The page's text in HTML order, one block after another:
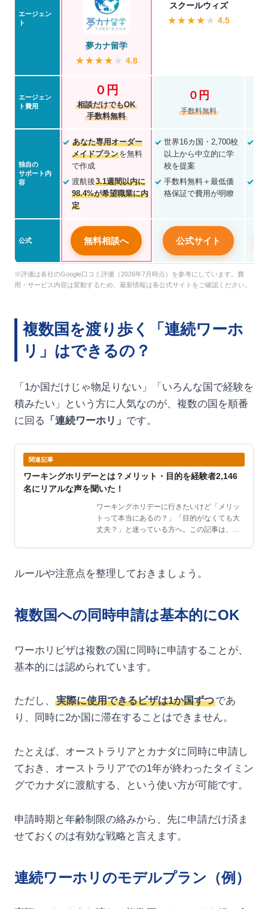
エージェン
ト
夢カナ留学
★★★★ ★ 4.8
スクールウィズ
★★★★ ★ 4.5
エージェン
ト費用
０円
相談だけでもOK
手数料無料
０円
手数料無料
独自の
サポート内
容
あなた専用オーダー
メイドプランを無料
で作成
渡航後3.1週間以内に
98.4%が希望職業に内
定
世界16カ国・2,700校
以上から中立的に学
校を提案
手数料無料＋最低価
格保証で費用が明瞭
公式 無料相談へ 公式サイト
※評価は各社のGoogle口コミ評価（2026年7月時点）を参考にしています。費
用・サービス内容は変動するため、最新情報は各公式サイトをご確認ください。
複数国を渡り歩く「連続ワーホ
リ」はできるの？
「1か国だけじゃ物足りない」「いろんな国で経験を
積みたい」という方に人気なのが、複数の国を順番
に回る 「連続ワーホリ」 です。
関連記事
ワーキングホリデーとは？メリット・目的を経験者2,146
名にリアルな声を聞いた！
ワーキングホリデーに行きたいけど「メリッ
トって本当にあるの？」「目的がなくても大
丈夫？」と迷っている方へ。この記事は、ワ
ルールや注意点を整理しておきましょう。
複数国への同時申請は基本的にOK
ワーホリビザは複数の国に同時に申請することが、
基本的には認められています。
ただし、 実際に使用できるビザは1か国ずつであ
り、同時に2か国に滞在することはできません。
たとえば、オーストラリアとカナダに同時に申請し
ておき、オーストラリアでの1年が終わったタイミン
グでカナダに渡航する、という使い方が可能です。
申請時期と年齢制限の絡みから、先に申請だけ済ま
せておくのは有効な戦略と言えます。
連続ワーホリのモデルプラン（例）